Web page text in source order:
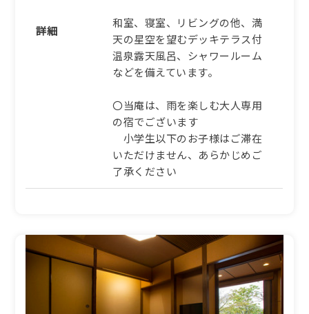
ふるさと納税宿泊クーポン対象施
設
【冬｜特選】選び抜かれた
１㎏級タグ付き活松葉蟹を
添う一席【AB】
1泊2食付き
118,965円/人/泊 ～
詳細
設
【冬】日本海の冬を映すタ
グ付き活松葉蟹と銘牛・但
馬牛。海と山の恵みを味わ
う旅時間【AG】
詳細
和室、寝室、リビングの他、満
天の星空を望むデッキテラス付
温泉露天風呂、シャワールーム
などを備えています。
〇当庵は、雨を楽しむ大人専用
の宿でございます
小学生以下のお子様はご滞在
いただけません、あらかじめご
了承ください